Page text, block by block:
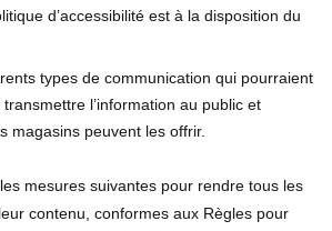
d’accessibilité est à la disposition du
types de communication qui pourraient
l’information au public et
magasins peuvent les offrir.
mesures suivantes pour rendre tous les
contenu, conformes aux Règles pour